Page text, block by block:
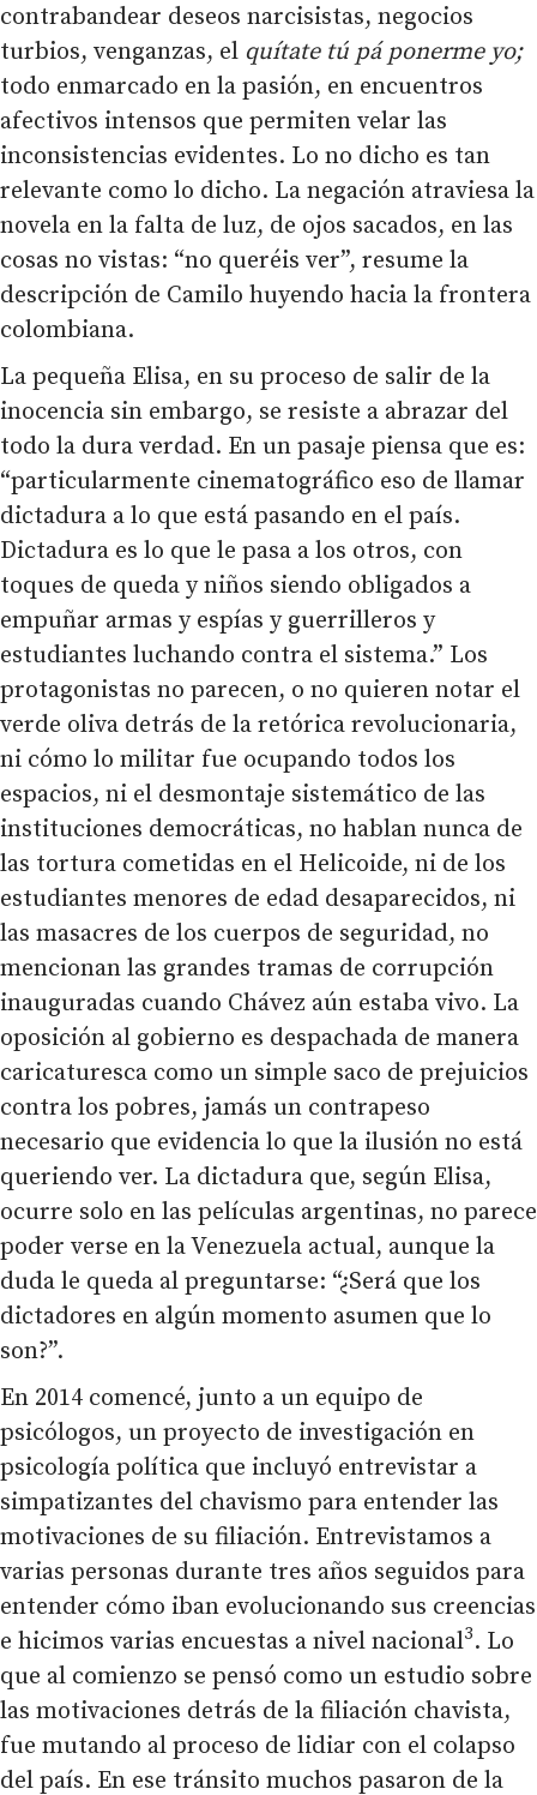
contrabandear deseos narcisistas, negocios
turbios, venganzas, el quítate tú pá ponerme yo;
todo enmarcado en la pasión, en encuentros
afectivos intensos que permiten velar las
inconsistencias evidentes. Lo no dicho es tan
relevante como lo dicho. La negación atraviesa la
novela en la falta de luz, de ojos sacados, en las
cosas no vistas: “no queréis ver”, resume la
descripción de Camilo huyendo hacia la frontera
colombiana.
La pequeña Elisa, en su proceso de salir de la
inocencia sin embargo, se resiste a abrazar del
todo la dura verdad. En un pasaje piensa que es:
“particularmente cinematográfico eso de llamar
dictadura a lo que está pasando en el país.
Dictadura es lo que le pasa a los otros, con
toques de queda y niños siendo obligados a
empuñar armas y espías y guerrilleros y
estudiantes luchando contra el sistema.” Los
protagonistas no parecen, o no quieren notar el
verde oliva detrás de la retórica revolucionaria,
ni cómo lo militar fue ocupando todos los
espacios, ni el desmontaje sistemático de las
instituciones democráticas, no hablan nunca de
las tortura cometidas en el Helicoide, ni de los
estudiantes menores de edad desaparecidos, ni
las masacres de los cuerpos de seguridad, no
mencionan las grandes tramas de corrupción
inauguradas cuando Chávez aún estaba vivo. La
oposición al gobierno es despachada de manera
caricaturesca como un simple saco de prejuicios
contra los pobres, jamás un contrapeso
necesario que evidencia lo que la ilusión no está
queriendo ver. La dictadura que, según Elisa,
ocurre solo en las películas argentinas, no parece
poder verse en la Venezuela actual, aunque la
duda le queda al preguntarse: “¿Será que los
dictadores en algún momento asumen que lo
son?”.
En 2014 comencé, junto a un equipo de
psicólogos, un proyecto de investigación en
psicología política que incluyó entrevistar a
simpatizantes del chavismo para entender las
motivaciones de su filiación. Entrevistamos a
varias personas durante tres años seguidos para
entender cómo iban evolucionando sus creencias
e hicimos varias encuestas a nivel nacional3. Lo
que al comienzo se pensó como un estudio sobre
las motivaciones detrás de la filiación chavista,
fue mutando al proceso de lidiar con el colapso
del país. En ese tránsito muchos pasaron de la